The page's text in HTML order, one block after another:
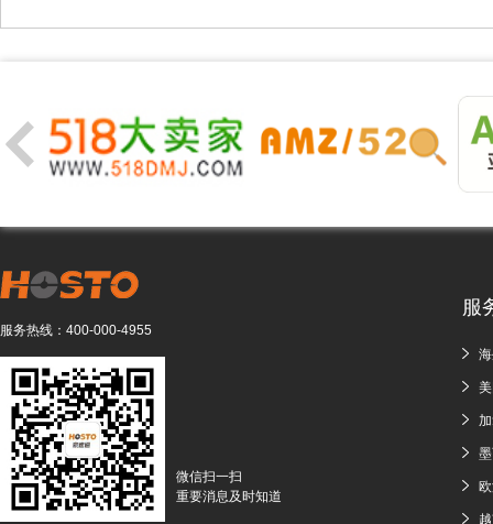
服务热线： 400-000-4955
微信扫一扫
重要消息及时知道
服